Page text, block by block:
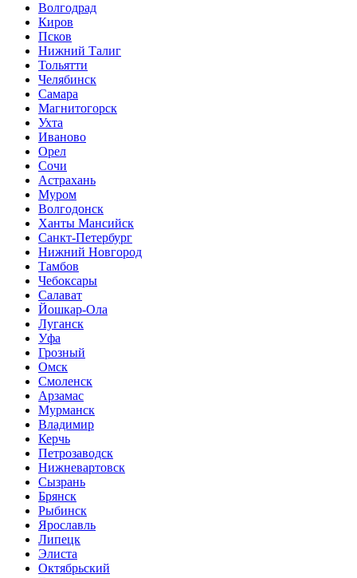
Волгодрад
Киров
Псков
Нижний Талиг
Тольятти
Челябинск
Самара
Магнитогорск
Ухта
Иваново
Орел
Сочи
Астрахань
Муром
Волгодонск
Ханты Мансийск
Санкт-Петербург
Нижний Новгород
Тамбов
Чебоксары
Салават
Йошкар-Ола
Луганск
Уфа
Грозный
Омск
Смоленск
Арзамас
Мурманск
Владимир
Керчь
Петрозаводск
Нижневартовск
Сызрань
Брянск
Рыбинск
Ярославль
Липецк
Элиста
Октябрьский